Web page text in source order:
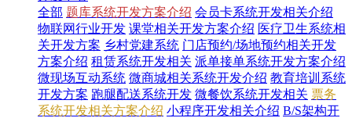
全部 题库系统开发方案介绍 会员卡系统开发相关介绍
物联网行业开发 课堂相关开发方案介绍 医疗卫生系统相
关开发方案 乡村党建系统 门店预约/场地预约相关开发
方案介绍 租赁系统开发相关 派单接单系统开发方案介绍
微现场互动系统 微商城相关系统开发介绍 教育培训系统
开发方案 跑腿配送系统开发 微餐饮系统开发相关 票务
系统开发相关方案介绍 小程序开发相关介绍 B/S架构开